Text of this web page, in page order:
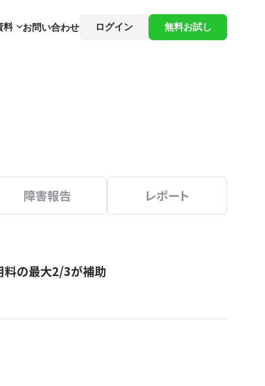
料 お問い合わせ ログイン 無料お試し
障害報告 レポート
料の最大2/3が補助